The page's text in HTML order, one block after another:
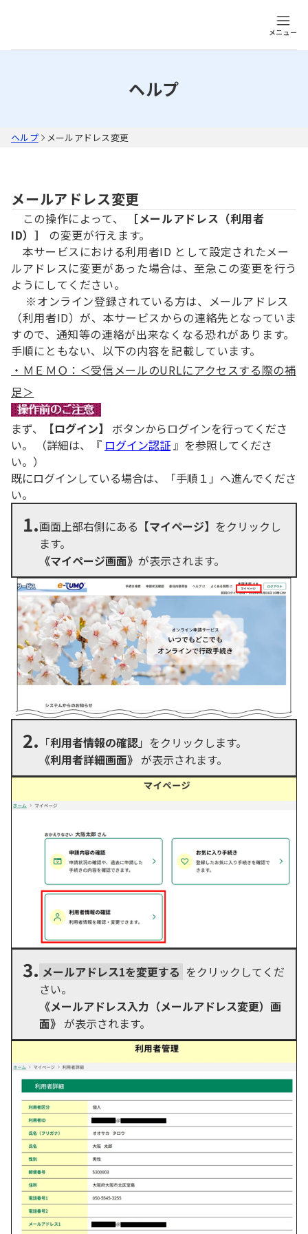
メニュー
ヘルプ
ヘルプ メールアドレス変更
メールアドレス変更
この操作によって、
［メールアドレス（利用者
ID）］
の変更が行えます。
本サービスにおける利用者ID として設定されたメー
ルアドレスに変更があった場合は、至急この変更を行う
ようにしてください。
※オンライン登録されている方は、メールアドレス
（利用者ID）が、本サービスからの連絡先となっていま
すので、通知等の連絡が出来なくなる恐れがあります。
手順にともない、以下の内容を記載しています。
・ＭＥＭＯ：＜受信メールのURLにアクセスする際の補
足＞
まず、 【ログイン】
ボタンからログインを行ってくださ
い。 （詳細は、『 ログイン認証』を参照してくださ
い。）
既にログインしている場合は、「手順１」へ進んでくださ
い。
1.画面上部右側にある 【マイページ】 をクリックし
ます。
《マイページ画面》 が表示されます。
2. 「利用者情報の確認」をクリックします。
《利用者詳細画面》 が表示されます。
3. メールアドレス1を変更する をクリックしてくだ
さい。
《メールアドレス入力（メールアドレス変更）画
面》 が表示されます。